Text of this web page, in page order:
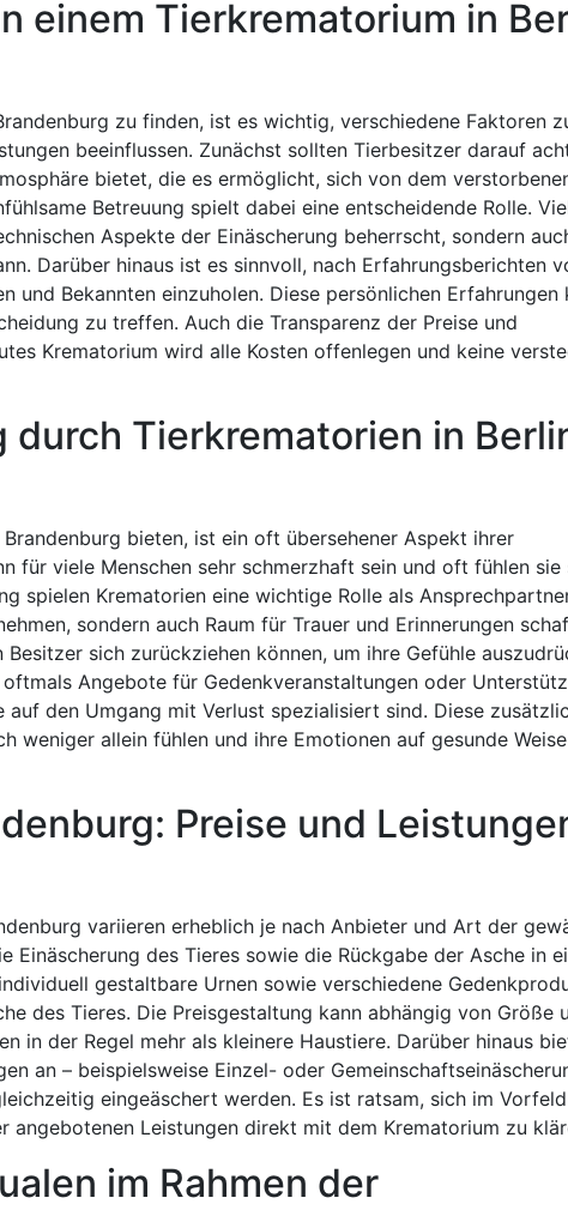
einem Tierkrematorium in
zu finden, ist es wichtig, verschiedene Faktoren
beeinflussen. Zunächst sollten Tierbesitzer darauf
bietet, die es ermöglicht, sich von dem
Betreuung spielt dabei eine entscheidende Rolle.
Aspekte der Einäscherung beherrscht, sondern
Darüber hinaus ist es sinnvoll, nach Erfahrungsberichten
und Bekannten einzuholen. Diese persönlichen Erfahrungen
zu treffen. Auch die Transparenz der Preise und
Krematorium wird alle Kosten offenlegen und keine
Tierkrematorien in
bieten, ist ein oft übersehener Aspekt ihrer
für viele Menschen sehr schmerzhaft sein und oft fühlen sie
spielen Krematorien eine wichtige Rolle als
sondern auch Raum für Trauer und Erinnerungen
sich zurückziehen können, um ihre Gefühle
Angebote für Gedenkveranstaltungen oder
den Umgang mit Verlust spezialisiert sind. Diese
weniger allein fühlen und ihre Emotionen auf gesunde Weise
Preise und
variieren erheblich je nach Anbieter und Art der
Einäscherung des Tieres sowie die Rückgabe der Asche in
gestaltbare Urnen sowie verschiedene
des Tieres. Die Preisgestaltung kann abhängig von Größe
in der Regel mehr als kleinere Haustiere. Darüber hinaus
an – beispielsweise Einzel- oder
eingeäschert werden. Es ist ratsam, sich im
angebotenen Leistungen direkt mit dem Krematorium zu
im Rahmen der